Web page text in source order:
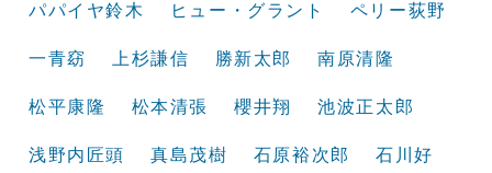
パパイヤ鈴木 ヒュー・グラント ペリー荻野
一青窈 上杉謙信 勝新太郎 南原清隆
松平康隆 松本清張 櫻井翔 池波正太郎
浅野内匠頭 真島茂樹 石原裕次郎 石川好